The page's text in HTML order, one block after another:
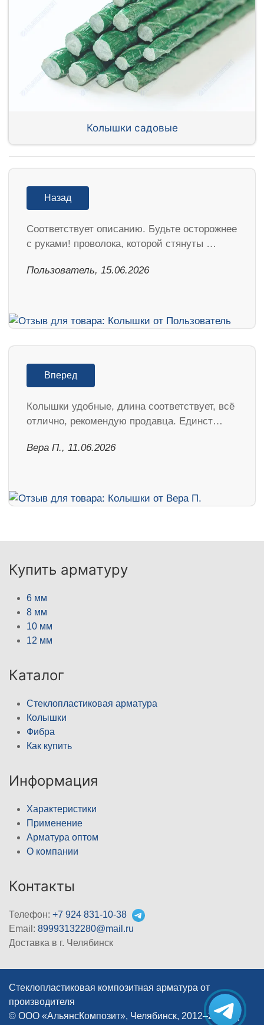
Колышки садовые
Назад
Соответствует описанию. Будьте осторожнее
с руками! проволока, которой стянуты …
Пользователь, 15.06.2026
Вперед
Колышки удобные, длина соответствует, всё
отлично, рекомендую продавца. Единст…
Вера П., 11.06.2026
Купить арматуру
6 мм
8 мм
10 мм
12 мм
Каталог
Стеклопластиковая арматура
Колышки
Фибра
Как купить
Информация
Характеристики
Применение
Арматура оптом
О компании
Контакты
Телефон: +7 924 831-10-38
Email: 89993132280@mail.ru
Доставка в г. Челябинск
Стеклопластиковая композитная арматура от
производителя
© ООО «АльянсКомпозит», Челябинск, 2012–2026
|